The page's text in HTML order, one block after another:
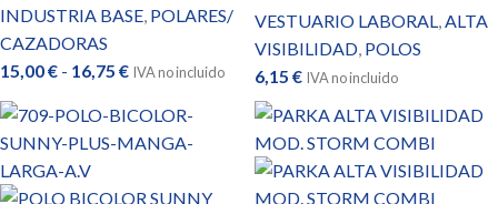
INDUSTRIA BASE, POLARES/
CAZADORAS
15,00€ - 16,75 € IVA no incluido
VESTUARIO LABORAL,ALTA
VISIBILIDAD, POLOS
6,15 € IVA no incluido